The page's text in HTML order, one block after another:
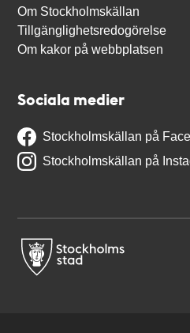
Om Stockholmskällan
Tillgänglighetsredogörelse
Om kakor på webbplatsen
Sociala medier
Stockholmskällan på
Stockholmskällan på